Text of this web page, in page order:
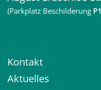
(Parkplatz Beschilderung P1
Kontakt
Aktuelles